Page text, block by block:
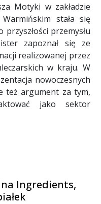
Motyki w zakładzie
stała się
przyszłości przemysłu
zapoznał się ze
realizowanej przez
w kraju. W
nowoczesnych
też argument za tym,
jako sektor
Ingredients,